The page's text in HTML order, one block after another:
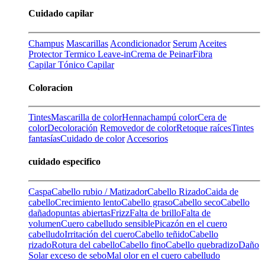
Cuidado capilar
Champus Mascarillas Acondicionador Serum Aceites
Protector Termico Leave-inCrema de PeinarFibra
CapilarTónico Capilar
Coloracion
TintesMascarilla de colorHennachampú colorCera de
colorDecoloración Removedor de colorRetoque raícesTintes
fantasíasCuidado de color Accesorios
cuidado especifico
CaspaCabello rubio / MatizadorCabello RizadoCaida de
cabelloCrecimiento lentoCabello grasoCabello secoCabello
dañadopuntas abiertasFrizzFalta de brilloFalta de
volumenCuero cabelludo sensiblePicazón en el cuero
cabelludoIrritación del cueroCabello teñidoCabello
rizadoRotura del cabelloCabello finoCabello quebradizoDaño
Solarexceso de seboMal olor en el cuero cabelludo